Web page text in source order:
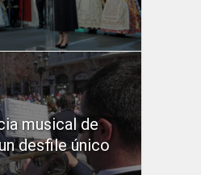
musical de
desfile único